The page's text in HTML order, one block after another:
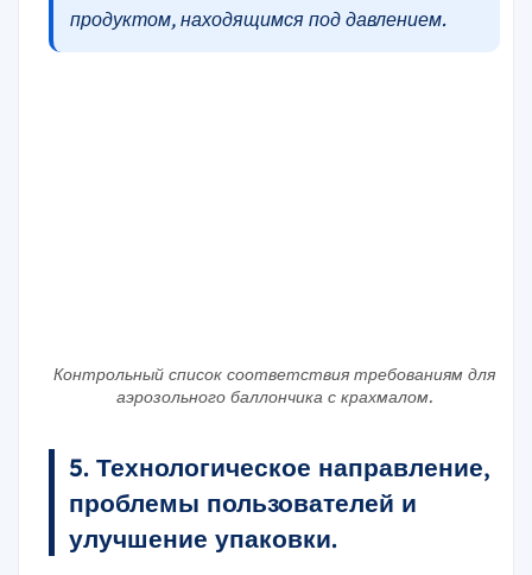
продуктом, находящимся под давлением.
Контрольный список соответствия требованиям для
аэрозольного баллончика с крахмалом.
5. Технологическое направление,
проблемы пользователей и
улучшение упаковки.